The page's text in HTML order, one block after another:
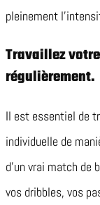
pleinement
Travaillez
régulièrement.
Il est essentiel de
individuelle de
d’un vrai match de
vos dribbles, vos